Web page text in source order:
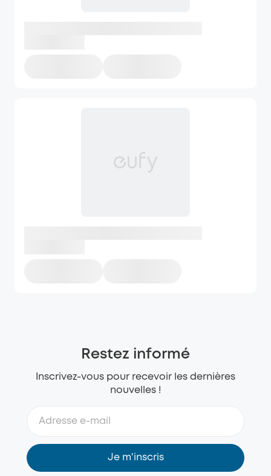
Restez informé
Inscrivez-vous pour recevoir les dernières
nouvelles !
Je m'inscris